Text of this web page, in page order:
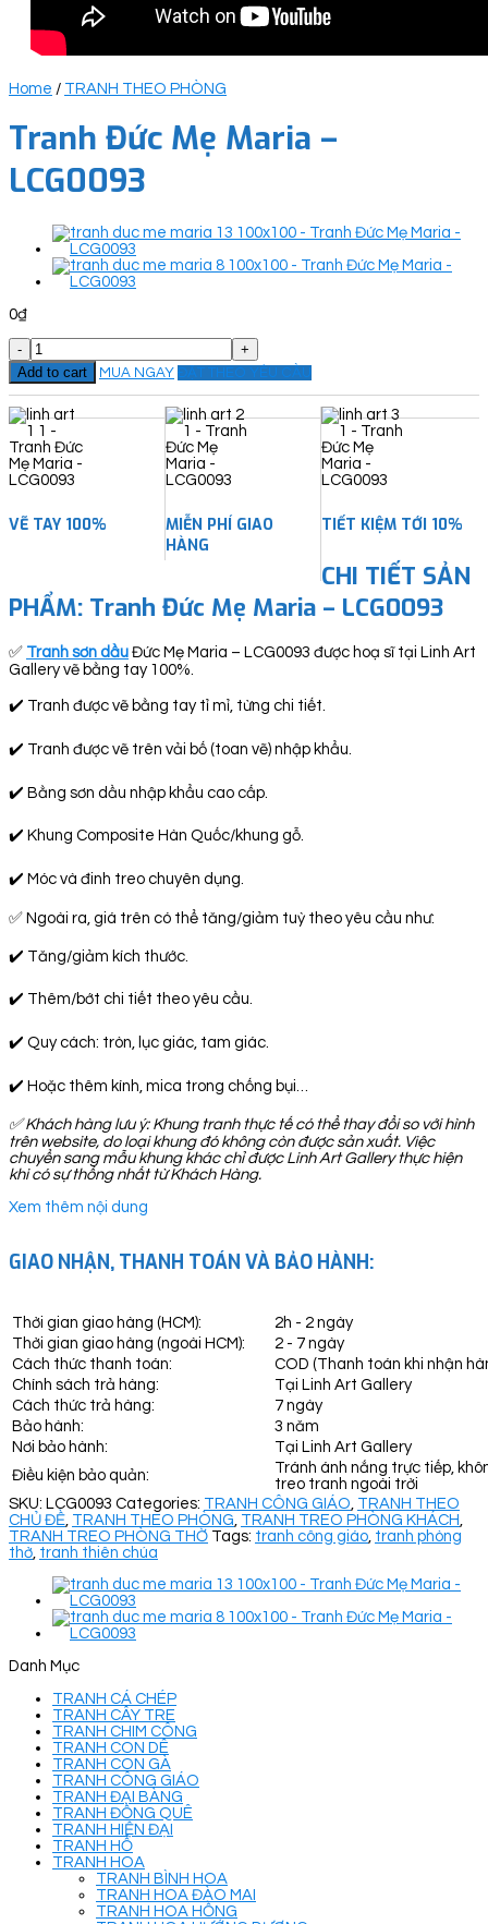
Home / TRANH THEO PHÒNG
Tranh Đức Mẹ Maria –
LCG0093
0₫
Tranh
Đức
Mẹ
Maria
-
LCG0093
quantity
Add to cart MUA NGAY ĐẶT THEO YÊU CẦU
VẼ TAY 100%
MIỄN PHÍ GIAO
HÀNG
TIẾT KIỆM TỚI 10%
CHI TIẾT SẢN
PHẨM: Tranh Đức Mẹ Maria – LCG0093
✅ Tranh sơn dầu Đức Mẹ Maria – LCG0093 được hoạ sĩ tại Linh Art
Gallery vẽ bằng tay 100%.
✔️ Tranh được vẽ bằng tay tỉ mỉ, từng chi tiết.
✔️ Tranh được vẽ trên vải bố (toan vẽ) nhập khẩu.
✔️ Bằng sơn dầu nhập khẩu cao cấp.
✔️ Khung Composite Hàn Quốc/khung gỗ.
✔️ Móc và đinh treo chuyên dụng.
✅ Ngoài ra, giá trên có thể tăng/giảm tuỳ theo yêu cầu như:
✔️ Tăng/giảm kích thước.
✔️ Thêm/bớt chi tiết theo yêu cầu.
✔️ Quy cách: tròn, lục giác, tam giác.
✔️ Hoặc thêm kính, mica trong chống bụi…
✅Khách hàng lưu ý: Khung tranh thực tế có thể thay đổi so với hình
trên website, do loại khung đó không còn được sản xuất. Việc
chuyển sang mẫu khung khác chỉ được Linh Art Gallery thực hiện
khi có sự thống nhất từ Khách Hàng.
Xem thêm nội dung
GIAO NHẬN, THANH TOÁN VÀ BẢO HÀNH:
Thời gian giao hàng (HCM):
2h - 2 ngày
Thời gian giao hàng (ngoài HCM):
2 - 7 ngày
Cách thức thanh toán:
COD (Thanh toán khi nhận
Chính sách trả hàng:
Tại Linh Art Gallery
Cách thức trả hàng:
7 ngày
Bảo hành:
3 năm
Nơi bảo hành:
Tại Linh Art Gallery
Điều kiện bảo quản:
Tránh ánh nắng trực tiếp,
treo tranh ngoài trời
SKU: LCG0093 Categories: TRANH CÔNG GIÁO TRANH THEO
CHỦ ĐỀ TRANH THEO PHÒNG TRANH TREO PHÒNG KHÁCH
TRANH TREO PHÒNG THỜ Tags: tranh công giáo tranh phòng
thờ tranh thiên chúa
Danh Mục
TRANH CÁ CHÉP
TRANH CÂY TRE
TRANH CHIM CÔNG
TRANH CON DÊ
TRANH CON GÀ
TRANH CÔNG GIÁO
TRANH ĐẠI BÀNG
TRANH ĐỒNG QUÊ
TRANH HIỆN ĐẠI
TRANH HỔ
TRANH HOA
TRANH BÌNH HOA
TRANH HOA ĐÀO MAI
TRANH HOA HỒNG